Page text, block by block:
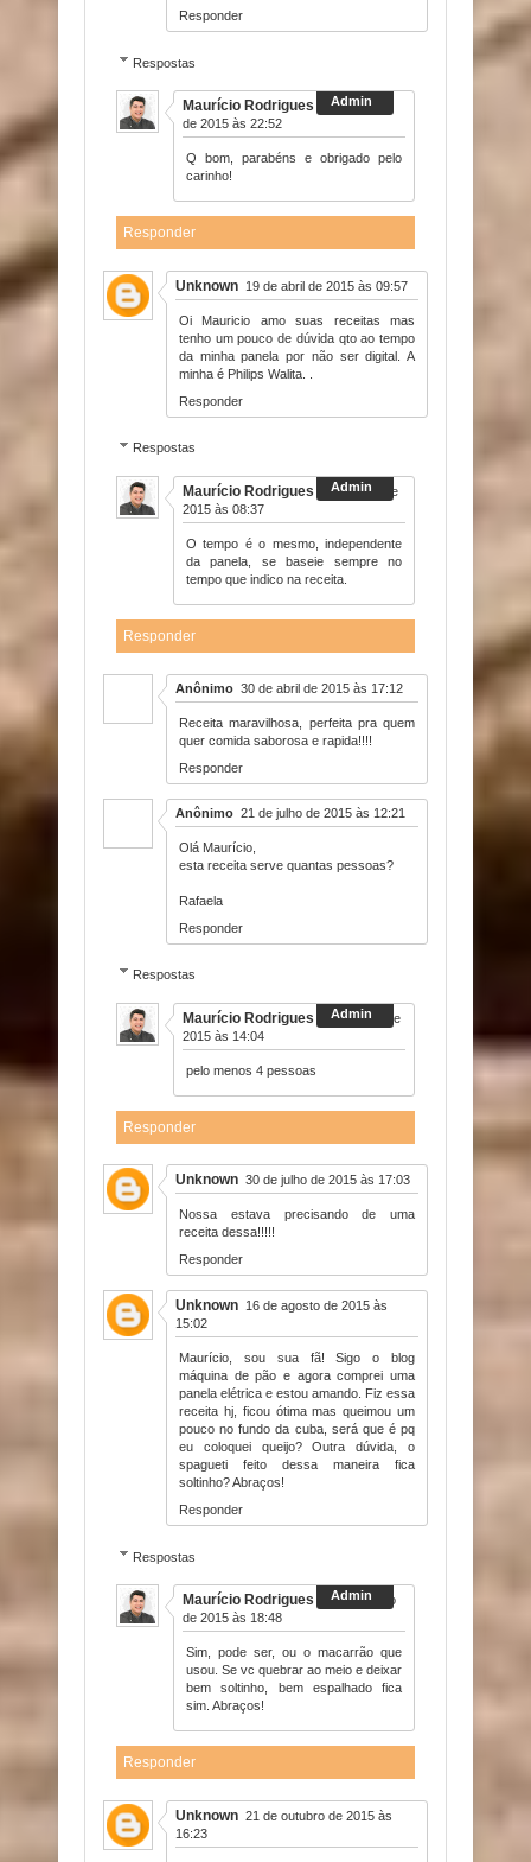
Responder
Respostas
Maurício Rodrigues
28 de março
de 2015 às 22:52
Q bom, parabéns e obrigado pelo
carinho!
Responder
Unknown 19 de abril de 2015 às 09:57
Oi Mauricio amo suas receitas mas
tenho um pouco de dúvida qto ao tempo
da minha panela por não ser digital. A
minha é Philips Walita. .
Responder
Respostas
Maurício Rodrigues
20 de abril de
2015 às 08:37
O tempo é o mesmo, independente
da panela, se baseie sempre no
tempo que indico na receita.
Responder
Anônimo 30 de abril de 2015 às 17:12
Receita maravilhosa, perfeita pra quem
quer comida saborosa e rapida!!!!
Responder
Anônimo 21 de julho de 2015 às 12:21
Olá Maurício,
esta receita serve quantas pessoas?
Rafaela
Responder
Respostas
Maurício Rodrigues
21 de julho de
2015 às 14:04
pelo menos 4 pessoas
Responder
Unknown 30 de julho de 2015 às 17:03
Nossa estava precisando de uma
receita dessa!!!!!
Responder
Unknown 16 de agosto de 2015 às
15:02
Maurício, sou sua fã! Sigo o blog
máquina de pão e agora comprei uma
panela elétrica e estou amando. Fiz essa
receita hj, ficou ótima mas queimou um
pouco no fundo da cuba, será que é pq
eu coloquei queijo? Outra dúvida, o
spagueti feito dessa maneira fica
soltinho? Abraços!
Responder
Respostas
Maurício Rodrigues
16 de agosto
de 2015 às 18:48
Sim, pode ser, ou o macarrão que
usou. Se vc quebrar ao meio e deixar
bem soltinho, bem espalhado fica
sim. Abraços!
Responder
Unknown 21 de outubro de 2015 às
16:23